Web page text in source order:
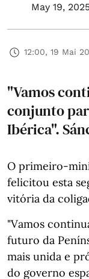
May 19,
12:00, 19 Mai
"Vamos
conjunto
Ibérica".
O primeiro-
felicitou esta
vitória da
"Vamos
futuro da
mais unida e
do governo